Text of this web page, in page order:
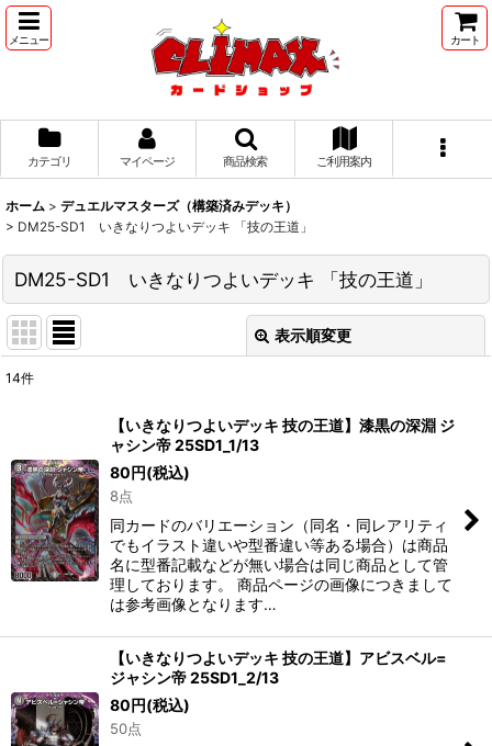
メニュー カート
カテゴリ マイページ 商品検索 ご利用案内
ホーム > デュエルマスターズ（構築済みデッキ）
> DM25-SD1 いきなりつよいデッキ 「技の王道」
DM25-SD1 いきなりつよいデッキ 「技の王道」
表示順変更
並び順:
絞り込む
14件
【いきなりつよいデッキ 技の王道】漆黒の深淵 ジ
ャシン帝 25SD1_1/13
80円(税込)
8点
同カードのバリエーション（同名・同レアリティ
でもイラスト違いや型番違い等ある場合）は商品
名に型番記載などが無い場合は同じ商品として管
理しております。 商品ページの画像につきまして
は参考画像となります…
【いきなりつよいデッキ 技の王道】アビスベル=
ジャシン帝 25SD1_2/13
80円(税込)
50点